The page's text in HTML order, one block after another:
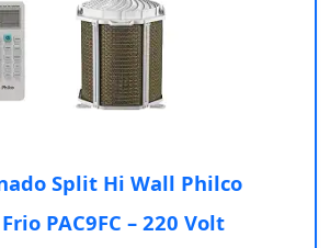
Split Hi Wall Philco
PAC9FC – 220 Volt